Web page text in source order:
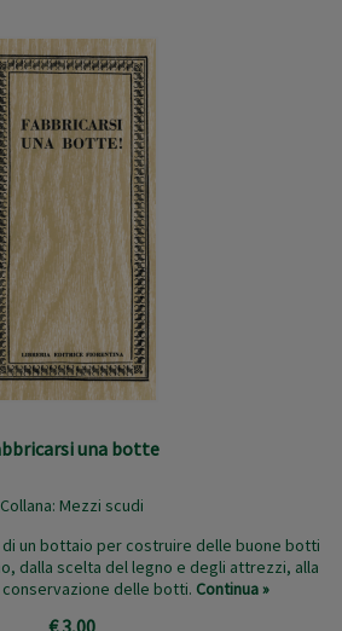
una botte
Collana: Mezzi scudi
di un bottaio per costruire delle buone botti
dalla scelta del legno e degli attrezzi, alla
delle botti. Continua »
€ 3,00